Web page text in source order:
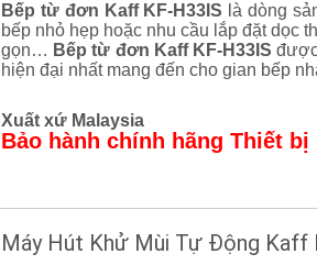
Bếp từ đơn Kaff KF-H33IS là dòng
bếp nhỏ hẹp hoặc nhu cầu lắp đặt dọc
gọn… Bếp từ đơn Kaff KF-H33IS
hiện đại nhất mang đến cho gian bếp
Xuất xứ Malaysia
Bảo hành chính hãng Thiết bị
Máy Hút Khử Mùi Tự Động Kaff